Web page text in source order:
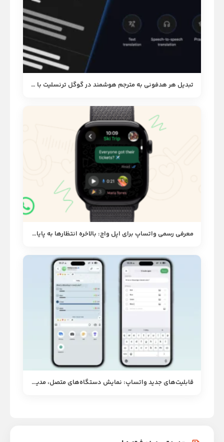
تبدیل هر هدفونی به مترجم هوشمند در گوگل ترنسلیت با قدرت Gemini
معرفی رسمی واتساپ برای اپل واچ: بالاخره انتظارها به پایان رسید!
قابلیت‌های جدید واتساپ: نمایش دستگاه‌های متصل، مدیریت حافظه و آزمون‌های تعاملی کانال‌ها